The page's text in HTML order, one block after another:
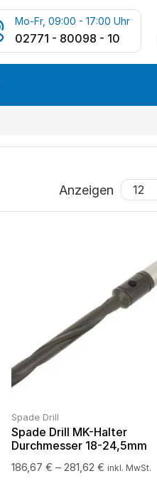
Mo-Fr, 09:00 - 17:00 Uhr
02771 - 80098 - 10
Anzeigen
Spade Drill
Spade Drill MK-Halter
Durchmesser 18-24,5mm
186,67€ –281,62€ inkl. MwSt.